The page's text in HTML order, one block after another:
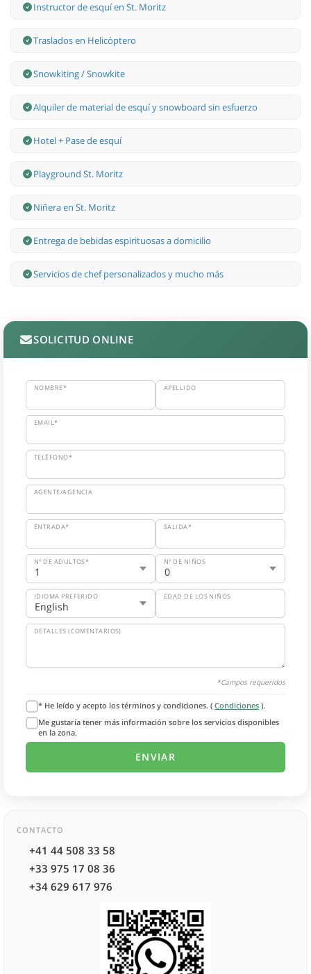
Instructor de esquí en St. Moritz
Traslados en Helicóptero
Snowkiting / Snowkite
Alquiler de material de esquí y snowboard sin esfuerzo
Hotel + Pase de esquí
Playground St. Moritz
Niñera en St. Moritz
Entrega de bebidas espirituosas a domicilio
Servicios de chef personalizados y mucho más
SOLICITUD ONLINE
NOMBRE* APELLIDO
EMAIL*
TELÉFONO*
AGENTE/AGENCIA
ENTRADA* SALIDA*
Nº DE ADULTOS* Nº DE NIÑOS
IDIOMA PREFERIDO EDAD DE LOS NIÑOS
DETALLES (COMENTARIOS)
*Campos requeridos
* He leído y acepto los términos y condiciones. ( Condiciones ).
Me gustaría tener más información sobre los servicios disponibles
en la zona.
CONTACTO
+41 44 508 33 58
+33 975 17 08 36
+34 629 617 976